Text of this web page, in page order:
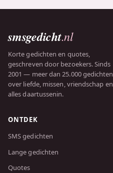
smsgedicht.nl
Korte gedichten en quotes,
geschreven door bezoekers. Sinds
2001 — meer dan 25.000 gedichten
over liefde, missen, vriendschap en
alles daartussenin.
ONTDEK
SMS gedichten
Lange gedichten
Quotes